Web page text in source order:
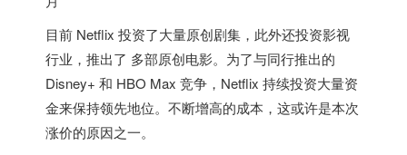
目前 Netflix 投资了大量原创剧集，此外还投资影视
行业，推出了 多部原创电影。为了与同行推出的
Disney+ 和 HBO Max 竞争，Netflix 持续投资大量资
金来保持领先地位。不断增高的成本，这或许是本次
涨价的原因之一。